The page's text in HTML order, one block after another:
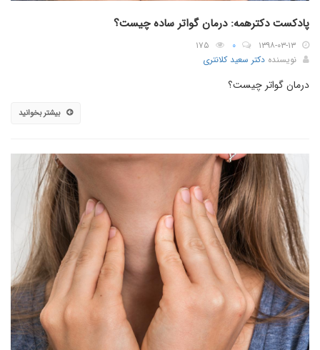
پادکست دکترهمه: درمان گواتر ساده چیست؟
۱۳۹۸-۰۳-۱۳ ۰
۱۷۵
نویسنده دکتر سعید کلانتری
درمان گواتر چیست؟
بیشتر بخوانید